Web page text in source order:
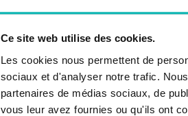
Ce site web utilise des cookies.
Les cookies nous permettent de
sociaux et d'analyser notre trafic.
partenaires de médias sociaux, de
vous leur avez fournies ou qu'ils ont